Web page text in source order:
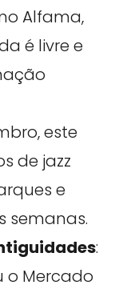
Alfama,
é livre e
este
de jazz
e
semanas.
:
o Mercado